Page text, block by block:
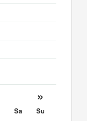
»
Sa
Su